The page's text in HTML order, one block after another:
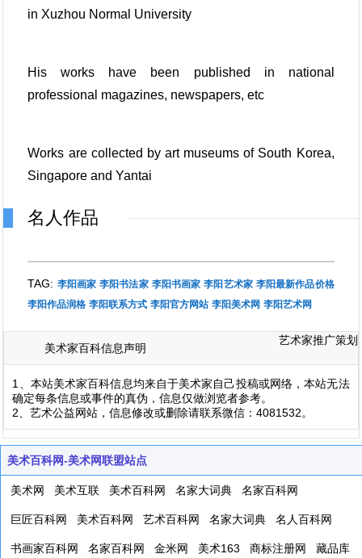
in Xuzhou Normal University
His works have been published in national
professional magazines, newspapers, etc
Works are collected by art museums of South Korea,
Singapore and Yantai
名人作品
TAG: 李阳画家 李阳书法家 李阳书画家 李阳艺术家 李阳最新作品价格
李阳作品润格 李阳联系方式 李阳官方网站 李阳美术网 李阳艺术网
美术家百科信息声明
艺术家推广策划
1、本站美术家百科信息均来自于美术家自己投稿或网络，本站无法
确定每条信息或事件的真伪，信息仅做浏览者参考。
2、艺术公益网站，信息修改或删除请联系微信：4081532。
美术百科网-美术网联盟站点
美术网 美术互联 美术百科网 名家大词典 名家百科网
巨匠百科网 美术百科网 艺术百科网 名家大词典 名人百科网
书画家百科网 名家百科网 金米网 美术163 商标注册网 藏品库